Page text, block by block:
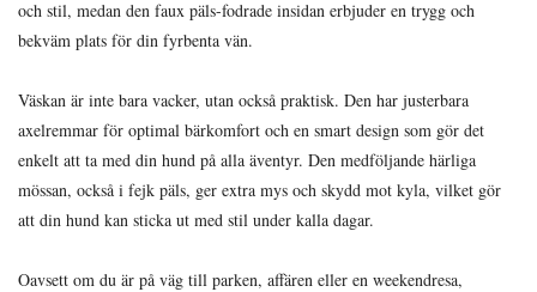
och stil, medan den faux päls-fodrade insidan erbjuder en trygg och
bekväm plats för din fyrbenta vän.
Väskan är inte bara vacker, utan också praktisk. Den har justerbara
axelremmar för optimal bärkomfort och en smart design som gör det
enkelt att ta med din hund på alla äventyr. Den medföljande härliga
mössan, också i fejk päls, ger extra mys och skydd mot kyla, vilket gör
att din hund kan sticka ut med stil under kalla dagar.
Oavsett om du är på väg till parken, affären eller en weekendresa,